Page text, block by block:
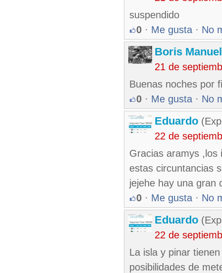
suspendido
0 · Me gusta · No
Boris
21 de
Buenas noches por
0 · Me gusta · No
Eduardo
22 de
Gracias aramys ,los
estas circuntancias
jejehe hay una gran
0 · Me gusta · No
Eduardo
22 de
La isla y pinar
posibilidades de